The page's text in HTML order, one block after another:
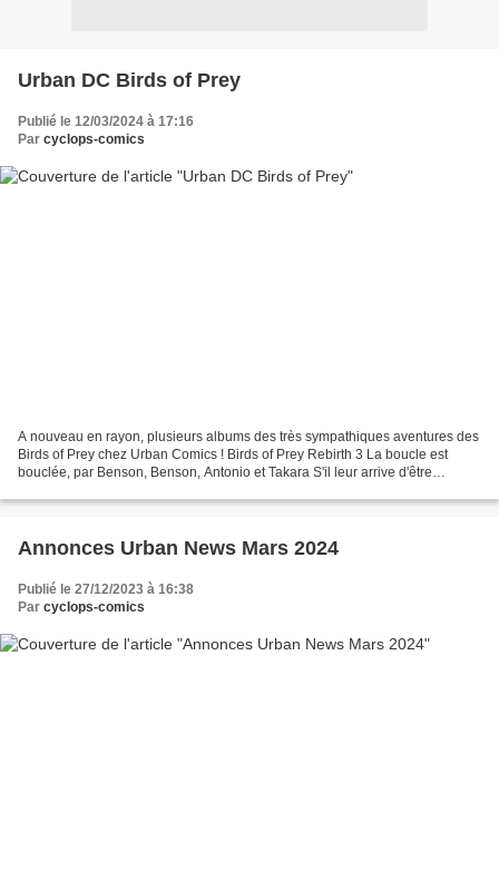
Urban DC Birds of Prey
Publié le 12/03/2024 à 17:16
Par cyclops-comics
A nouveau en rayon, plusieurs albums des très sympathiques aventures des
Birds of Prey chez Urban Comics ! Birds of Prey Rebirth 3 La boucle est
bouclée, par Benson, Benson, Antonio et Takara S'il leur arrive d'être
Annonces Urban News Mars 2024
Publié le 27/12/2023 à 16:38
Par cyclops-comics